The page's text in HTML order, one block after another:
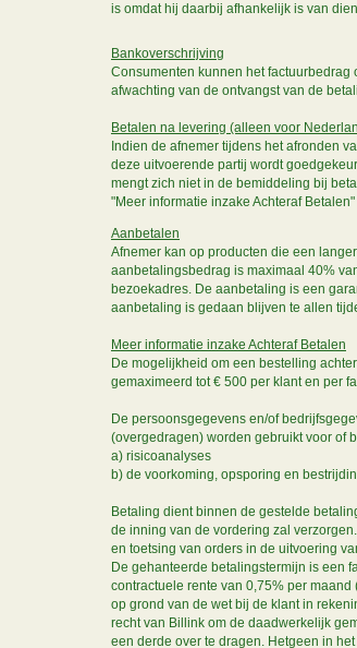
is omdat hij daarbij afhankelijk is van
Bankoverschrijving
Consumenten kunnen het
afwachting van de ontvangst van de
Betalen na levering (alleen voor
Indien de afnemer tijdens het afronden
deze uitvoerende partij wordt
mengt zich niet in de bemiddeling bij
"Meer informatie inzake Achteraf Betalen"
Aanbetalen
Afnemer kan op producten die een
aanbetalingsbedrag is maximaal 40%
bezoekadres. De aanbetaling is een
aanbetaling is gedaan blijven te allen
Meer informatie inzake Achteraf Betalen
De mogelijkheid om een bestelling
gemaximeerd tot € 500 per klant en per
De persoonsgegevens en/of
(overgedragen) worden gebruikt voor of
a) risicoanalyses
b) de voorkoming, opsporing en
Betaling dient binnen de gestelde
de inning van de vordering zal
en toetsing van orders in de uitvoering
De gehanteerde betalingstermijn is een
contractuele rente van 0,75% per
op grond van de wet bij de klant in
recht van Billink om de daadwerkelijk
een derde over te dragen. Hetgeen in